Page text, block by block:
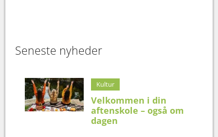
Seneste nyheder
Kultur
Velkommen i din
aftenskole – også om
dagen